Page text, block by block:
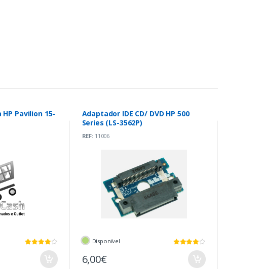
Pavilion 15-
Adaptador IDE CD/ DVD HP 500
Series (LS-3562P)
REF:11006
Disponível
6,00€